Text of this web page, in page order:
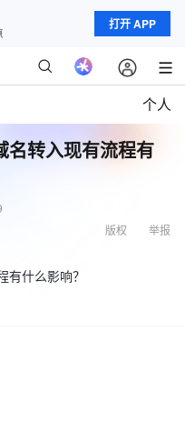
打开 APP
个人
名转入现有流程有
举报
版权
有什么影响？